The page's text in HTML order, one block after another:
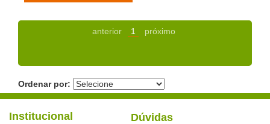
anterior 1 próximo
Ordenar por:
Institucional Dúvidas